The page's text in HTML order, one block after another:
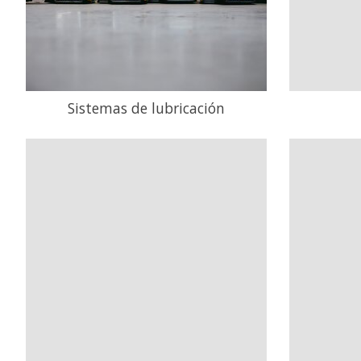
Sistemas de lubricación